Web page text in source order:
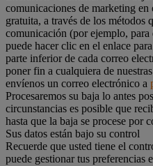
comunicaciones de marketing
gratuita, a través de los métodos
comunicación (por ejemplo, para
puede hacer clic en el enlace
parte inferior de cada correo
poner fin a cualquiera de
envíenos un correo electrónico a
Procesaremos su baja lo antes
circunstancias es posible que
hasta que la baja se procese por
Sus datos están bajo su control
Recuerde que usted tiene el
puede gestionar tus preferencias